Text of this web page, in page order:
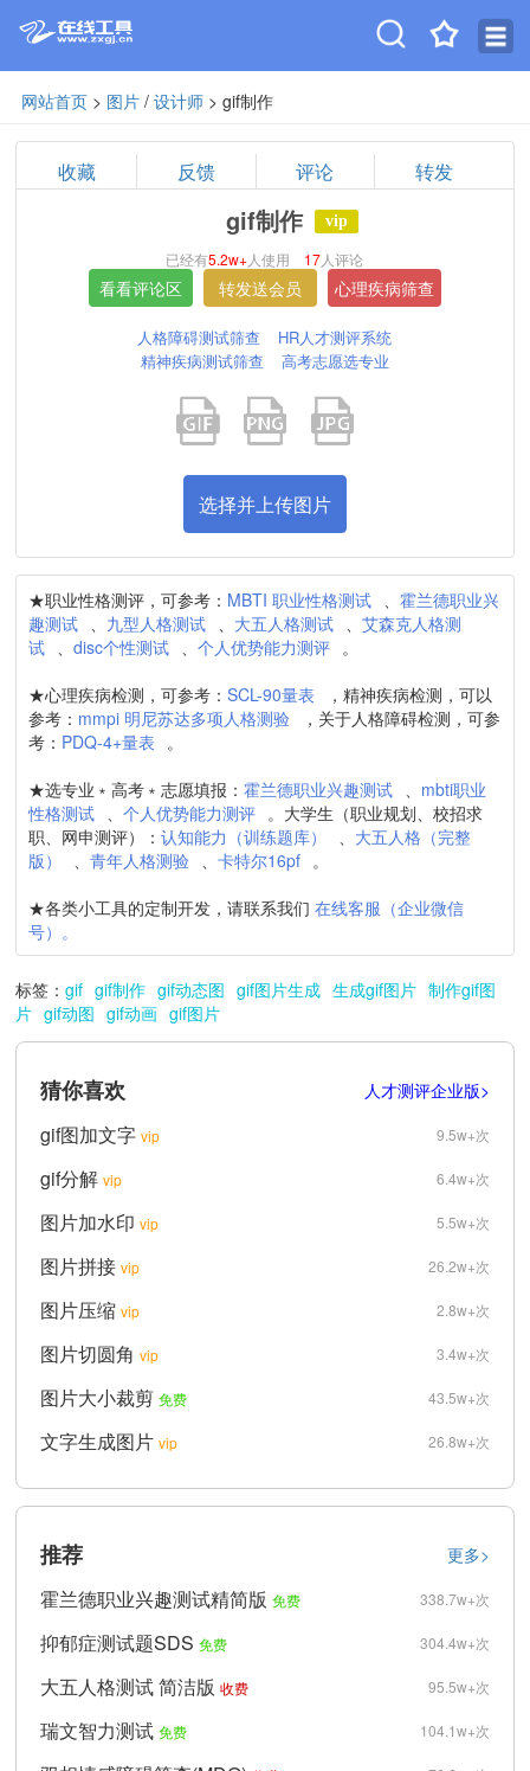
网站首页> 图片/ 设计师> gif制作
收藏 反馈 评论 转发
gif制作 vip
已经有5.2w+人使用 17人评论
人格障碍测试筛查
HR人才测评系统
精神疾病测试筛查
高考志愿选专业
选择并上传图片
★职业性格测评，可参考： MBTI 职业性格测试 、霍兰德职业兴
趣测试 、 九型人格测试 、 大五人格测试 、艾森克人格测
试 、disc个性测试 、个人优势能力测评 。
★心理疾病检测，可参考：SCL-90量表
，精神疾病检测，可以
参考： mmpi 明尼苏达多项人格测验
，关于人格障碍检测，可参
考： PDQ-4+量表 。
★选专业﹡高考﹡志愿填报：霍兰德职业兴趣测试 、 mbti职业
性格测试 、个人优势能力测评 。大学生（职业规划、校招求
职、网申测评）：认知能力（训练题库） 、 大五人格（完整
版）
、青年人格测验 、卡特尔16pf 。
★各类小工具的定制开发，请联系我们在线客服（企业微信
号）。
标签：gif gif制作 gif动态图 gif图片生成 生成gif图片 制作gif图
片 gif动图 gif动画 gif图片
人才测评企业版>
猜你喜欢
9.5w+次
gif图加文字 vip
6.4w+次
gif分解 vip
5.5w+次
图片加水印 vip
26.2w+次
图片拼接 vip
2.8w+次
图片压缩 vip
3.4w+次
图片切圆角 vip
43.5w+次
图片大小裁剪 免费
26.8w+次
文字生成图片 vip
更多>
推荐
338.7w+次
霍兰德职业兴趣测试精简版 免费
304.4w+次
抑郁症测试题SDS 免费
95.5w+次
大五人格测试 简洁版 收费
104.1w+次
瑞文智力测试 免费